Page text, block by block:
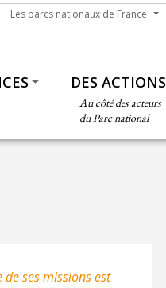
Les parcs nationaux de France
Les parcs nationaux de France
DES ACTIONS
Au côté des acteurs
du Parc national
ses missions est